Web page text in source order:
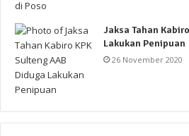
Jaksa Tahan
Lakukan Penipuan
26 November 2020